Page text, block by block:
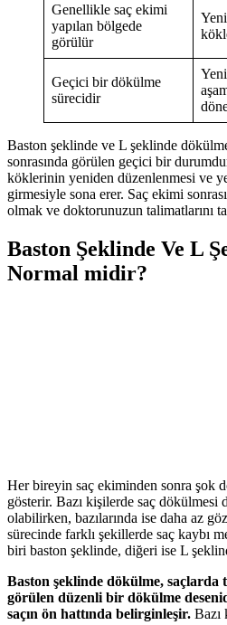
Genellikle saç ekimi
yapılan bölgede
görülür
Geçici bir dökülme
sürecidir
Baston şeklinde ve L şeklinde
sonrasında görülen geçici bir
köklerinin yeniden düzenlenmesi ve
girmesiyle sona erer. Saç ekimi
olmak ve doktorunuzun talimatlarını
Baston Şeklinde Ve L
Normal midir?
Her bireyin saç ekiminden sonra şok
gösterir. Bazı kişilerde saç dökülmesi
olabilirken, bazılarında ise daha az
sürecinde farklı şekillerde saç kaybı
biri baston şeklinde, diğeri ise L
Baston şeklinde dökülme, saçlarda
görülen düzenli bir dökülme
saçın ön hattında belirginleşir. Bazı